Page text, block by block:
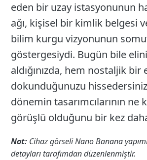
eden bir uzay istasyonunun
ağı, kişisel bir kimlik belgesi
bilim kurgu vizyonunun
göstergesiydi. Bugün bile
aldığınızda, hem nostaljik bir
dokunduğunuzu
dönemin tasarımcılarının ne
görüşlü olduğunu bir kez
Not: Cihaz görseli Nano Banana
detayları tarafımdan düzenlenmiştir.